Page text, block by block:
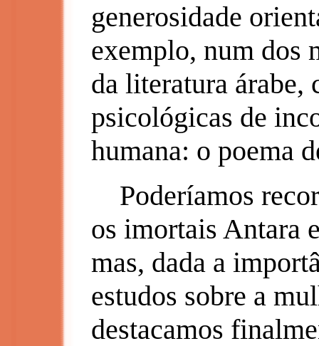
generosidade
exemplo, num dos
da literatura árabe,
psicológicas de
humana: o poema
Poderíamos
os imortais Antara
mas, dada a
estudos sobre a
destacamos